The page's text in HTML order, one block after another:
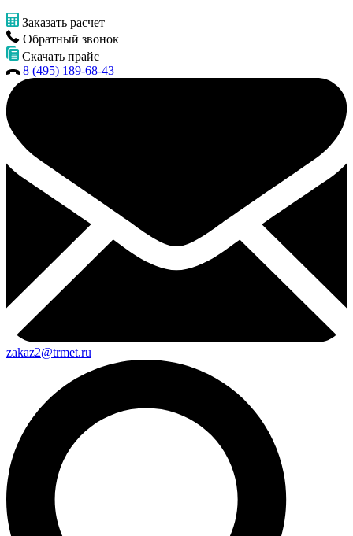
Заказать расчет
Обратный звонок
Скачать прайс
8 (495) 189-68-43
zakaz2@trmet.ru